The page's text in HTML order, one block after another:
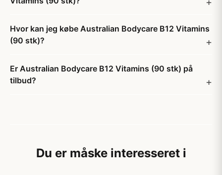
Hvor kan jeg købe Australian Bodycare B12 Vitamins
(90 stk)?
Er Australian Bodycare B12 Vitamins (90 stk) på
tilbud?
Du er måske interesseret i